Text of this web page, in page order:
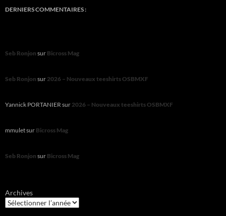
DERNIERS COMMENTAIRES :
Seb Ronjon sur Bicross Mag
Seb Ronjon sur2026 – Nouveaux teeshirts OSBMXF
Yannick PORTANIERsur2026 – Nouveaux teeshirts OSBMXF
mmuletsur Bicross Mag
Seb Ronjon sur Bicross Mag
Archives